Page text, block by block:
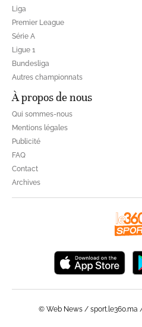
Liga
Premier League
Série A
Ligue 1
Bundesliga
Autres championnats
À propos de nous
Qui sommes-nous
Mentions légales
Publicité
FAQ
Contact
Archives
© Web News / sport.le360.ma